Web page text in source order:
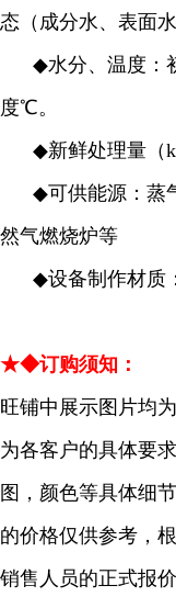
态（成分水、表面
◆水分、温度：
度℃。
◆新鲜处理量（
◆可供能源：蒸
然气燃烧炉等
◆设备制作材质
★◆订购须知：
旺铺中展示图片均
为各客户的具体要
图，颜色等具体细
的价格仅供参考，
销售人员的正式报价